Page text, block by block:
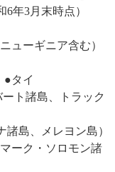
年3月末時点）
ューギニア含む）
●タイ
ト諸島、トラック
島、メレヨン島）
ーク・ソロモン諸